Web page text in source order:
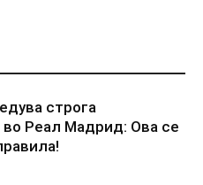
строга
Реал Мадрид: Ова се